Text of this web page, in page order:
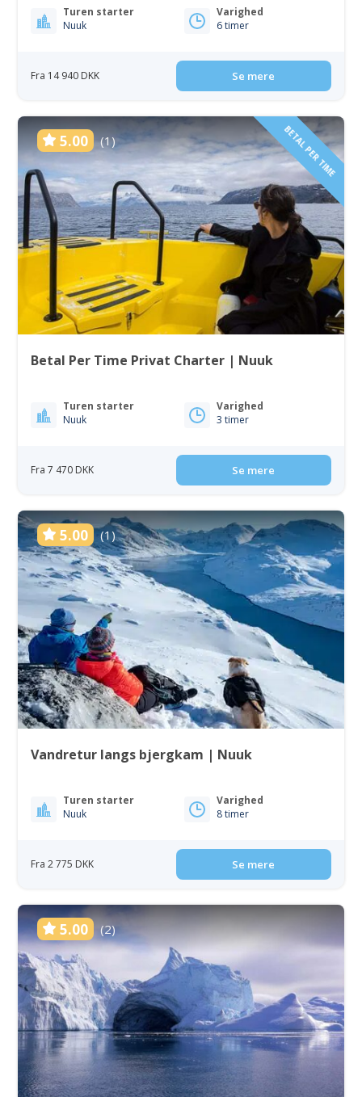
Turen starter
Nuuk
Varighed
6 timer
Fra 14 940 DKK Se mere
5.00 (1) BETAL PER TIME
Betal Per Time Privat Charter | Nuuk
Turen starter
Nuuk
Varighed
3 timer
Fra 7 470 DKK Se mere
5.00 (1)
Vandretur langs bjergkam | Nuuk
Turen starter
Nuuk
Varighed
8 timer
Fra 2 775 DKK Se mere
5.00 (2)